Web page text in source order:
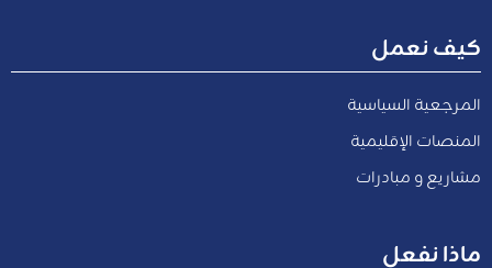
كيف نعمل
المرجعية السياسية
المنصات الإقليمية
مشاريع و مبادرات
ماذا نفعل